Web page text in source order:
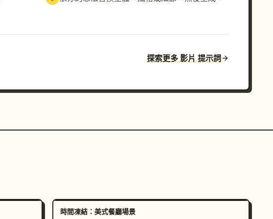
探索更多 影片 提示詞
時間凍結：美式餐廳場景